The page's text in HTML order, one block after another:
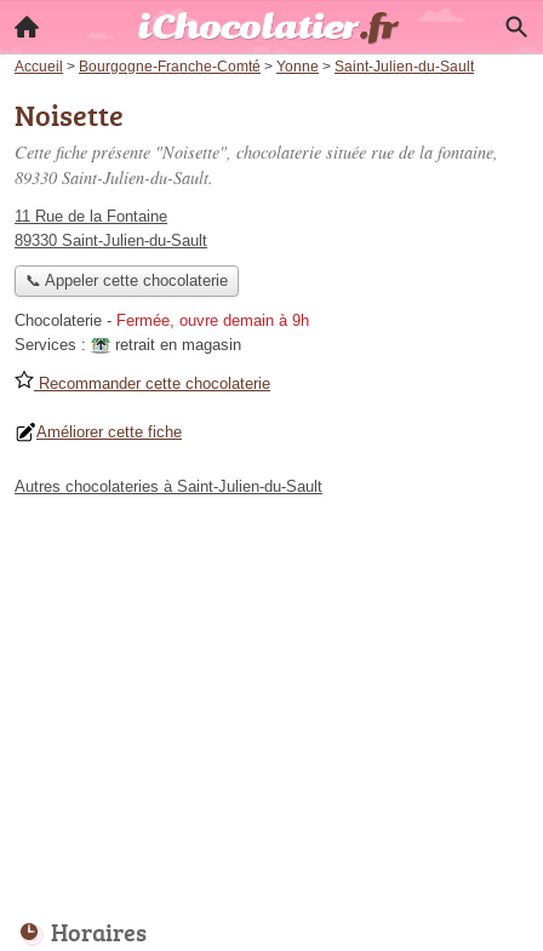
Accueil > Bourgogne-Franche-Comté > Yonne > Saint-Julien-du-Sault
Noisette
Cette fiche présente "Noisette", chocolaterie située rue de la fontaine,
89330 Saint-Julien-du-Sault.
11 Rue de la Fontaine
89330 Saint-Julien-du-Sault
📞 Appeler cette chocolaterie
Chocolaterie - Fermée, ouvre demain à 9h
Services :
retrait en magasin
Recommander cette chocolaterie
Améliorer cette fiche
Autres chocolateries à Saint-Julien-du-Sault
Horaires